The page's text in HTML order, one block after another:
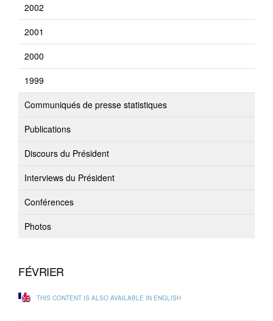
2002
2001
2000
1999
Communiqués de presse statistiques
Publications
Discours du Président
Interviews du Président
Conférences
Photos
FÉVRIER
THIS CONTENT IS ALSO AVAILABLE IN ENGLISH